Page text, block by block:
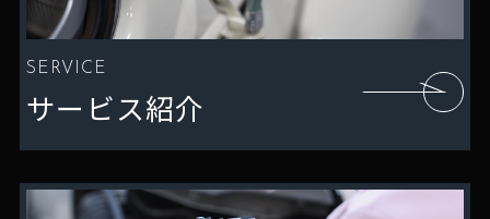
SERVICE
サービス紹介